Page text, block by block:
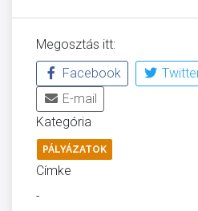
Megosztás itt:
Facebook
E-mail
Kategória
PÁLYÁZATOK
Címke
-